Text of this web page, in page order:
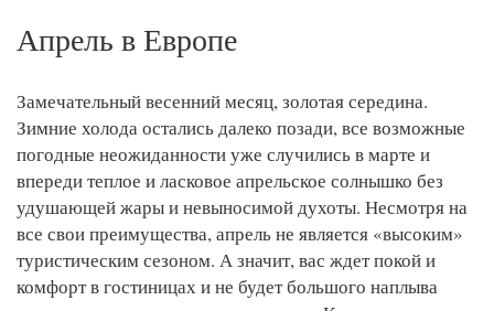
Апрель в Европе
Замечательный весенний месяц, золотая середина.
Зимние холода остались далеко позади, все возможные
погодные неожиданности уже случились в марте и
впереди теплое и ласковое апрельское солнышко без
удушающей жары и невыносимой духоты. Несмотря на
все свои преимущества, апрель не является «высоким»
туристическим сезоном. А значит, вас ждет покой и
комфорт в гостиницах и не будет большого наплыва